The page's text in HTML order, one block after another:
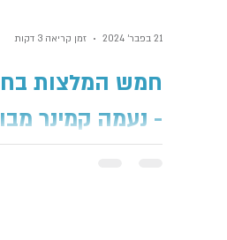
חמש המלצות
- נעמה קמינר
כל כך הרבה זמן לא היו פה
למעשה, הפעם האחרונה
המלצות, היה
21 בפבר׳ 2024 זמן קריאה 3 דקות